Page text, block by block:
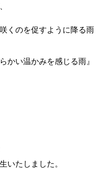
くのを促すように降る雨
かい温かみを感じる雨』
いたしました。